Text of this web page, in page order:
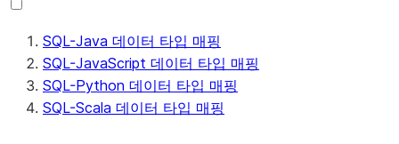
SQL-Java 데이터 타입 매핑
SQL-JavaScript 데이터 타입 매핑
SQL-Python 데이터 타입 매핑
SQL-Scala 데이터 타입 매핑